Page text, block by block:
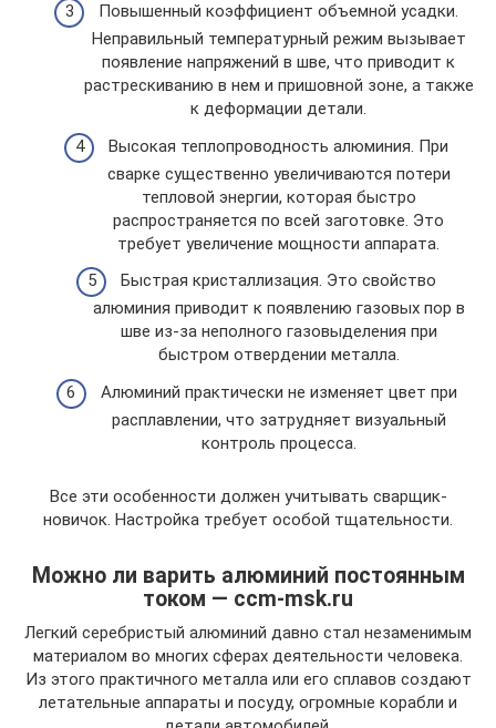
Повышенный коэффициент объемной усадки.
Неправильный температурный режим вызывает
появление напряжений в шве, что приводит к
растрескиванию в нем и пришовной зоне, а также
к деформации детали.
Высокая теплопроводность алюминия. При
сварке существенно увеличиваются потери
тепловой энергии, которая быстро
распространяется по всей заготовке. Это
требует увеличение мощности аппарата.
Быстрая кристаллизация. Это свойство
алюминия приводит к появлению газовых пор в
шве из-за неполного газовыделения при
быстром отвердении металла.
Алюминий практически не изменяет цвет при
расплавлении, что затрудняет визуальный
контроль процесса.
Все эти особенности должен учитывать сварщик-
новичок. Настройка требует особой тщательности.
Можно ли варить алюминий постоянным
током — ccm-msk.ru
Легкий серебристый алюминий давно стал незаменимым
материалом во многих сферах деятельности человека.
Из этого практичного металла или его сплавов создают
летательные аппараты и посуду, огромные корабли и